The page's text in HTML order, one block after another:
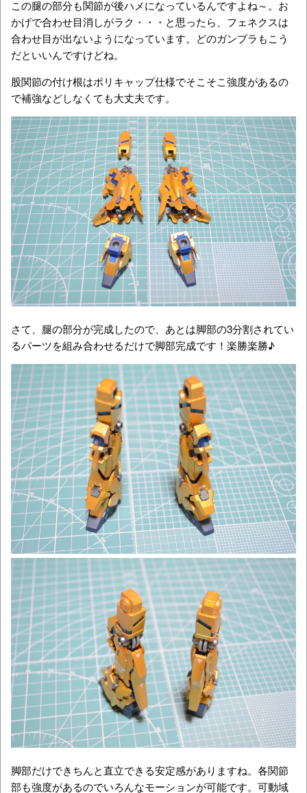
この腿の部分も関節が後ハメになっているんですよね～。お
かげで合わせ目消しがラク・・・と思ったら、フェネクスは
合わせ目が出ないようになっています。どのガンプラもこう
だといいんですけどね。
股関節の付け根はポリキャップ仕様でそこそこ強度があるの
で補強などしなくても大丈夫です。
さて、腿の部分が完成したので、あとは脚部の3分割されてい
るパーツを組み合わせるだけで脚部完成です！楽勝楽勝♪
脚部だけできちんと直立できる安定感がありますね。各関節
部も強度があるのでいろんなモーションが可能です。可動域